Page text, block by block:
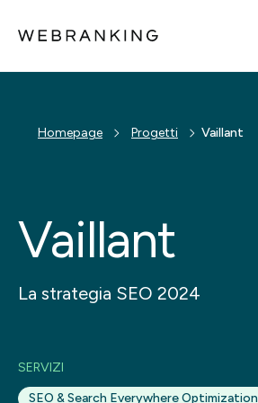
Build
Bridge
Cosa facciamo
Homepage Progetti Vaillant
Vaillant
La strategia SEO 2024
SERVIZI
SEO & Search Everywhere Optimization